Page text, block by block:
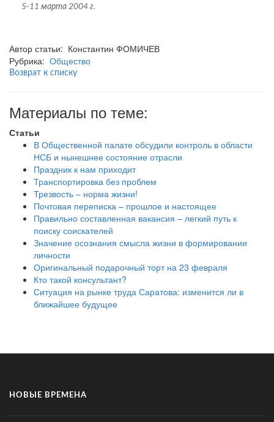
5-11 марта 2004 г.
Автор статьи: Константин ФОМИЧЕВ
Рубрика: Общество
Возврат к списку
Материалы по теме:
Статьи
В Общественной палате обсудили контроль в области
НСБ и нынешнее состояние отрасли
Праздник к нам приходит
Транспортировка без проблем
Трезвость – норма жизни!
Почтовая переписка – прошлое и настоящее
Правильно составленная вакансия – легкий путь к
поиску соискателей
Значение осознания смысла жизни в формировании
личности
Оригинальный подарочный торт на 23 февраля
Кто такой консультант?
Ситуация на рынке труда Саратова: изменится ли в
ближайшее будущее
НОВЫЕ ВРЕМЕНА